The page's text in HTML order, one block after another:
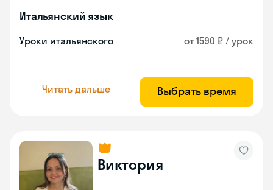
Итальянский язык
Уроки итальянского от 1590 ₽ / урок
Читать дальше Выбрать время
Виктория